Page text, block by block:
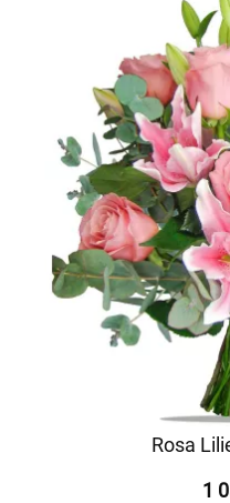
Rosa
1